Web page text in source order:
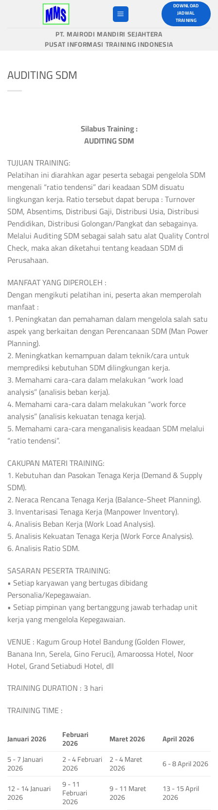
DOWNLOAD
JADWAL
TRAINING
PT. MAIRODI MANDIRI SEJAHTERA
PUSAT INFORMASI TRAINING INDONESIA
AUDITING SDM
Silabus Training :
AUDITING SDM
TUJUAN TRAINING:
Pelatihan ini diarahkan agar peserta sebagai pengelola SDM
mengenali “ratio tendensi” dari keadaan SDM disuatu
lingkungan kerja. Ratio tersebut dapat berupa : Turnover
SDM, Absentims, Distribusi Gaji, Distribusi Usia, Distribusi
Pendidikan, Distribusi Golongan/Pangkat dan sebagainya.
Melalui Auditing SDM sebagai salah satu alat Quality Control
Check, maka akan diketahui tentang keadaan SDM di
Perusahaan.
MANFAAT YANG DIPEROLEH :
Dengan mengikuti pelatihan ini, peserta akan memperolah
manfaat :
1. Peningkatan dan pemahaman dalam mengelola salah satu
aspek yang berkaitan dengan Perencanaan SDM (Man Power
Planning).
2. Meningkatkan kemampuan dalam teknik/cara untuk
memprediksi kebutuhan SDM dilingkungan kerja.
3. Memahami cara-cara dalam melakukan “work load
analysis” (analisis beban kerja).
4. Memahami cara-cara dalam melakukan “work force
analysis” (analisis kekuatan tenaga kerja).
5. Memahami cara-cara menganalisis keadaan SDM melalui
“ratio tendensi”.
CAKUPAN MATERI TRAINING:
1. Kebutuhan dan Pasokan Tenaga Kerja (Demand & Supply
SDM).
2. Neraca Rencana Tenaga Kerja (Balance-Sheet Planning).
3. Inventarisasi Tenaga Kerja (Manpower Inventory).
4. Analisis Beban Kerja (Work Load Analysis).
5. Analisis Kekuatan Tenaga Kerja (Work Force Analysis).
6. Analisis Ratio SDM.
SASARAN PESERTA TRAINING:
• Setiap karyawan yang bertugas dibidang
Personalia/Kepegawaian.
• Setiap pimpinan yang bertanggung jawab terhadap unit
kerja yang mengelola Kepegawaian.
VENUE : Kagum Group Hotel Bandung (Golden Flower,
Banana Inn, Serela, Gino Feruci), Amaroossa Hotel, Noor
Hotel, Grand Setiabudi Hotel, dll
TRAINING DURATION : 3 hari
TRAINING TIME :
Januari 2026 Februari
2026 Maret 2026
April 2026
5 - 7 Januari
2026
2 - 4 Februari
2026
2 - 4 Maret
2026
6 - 8 April 2026
12 - 14 Januari
2026
9 - 11
Februari
2026
9 - 11 Maret
2026
13 - 15 April
2026